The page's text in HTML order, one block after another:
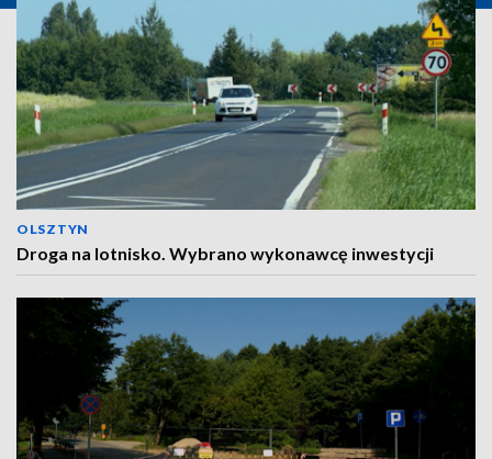
OLSZTYN
Droga na lotnisko. Wybrano wykonawcę inwestycji